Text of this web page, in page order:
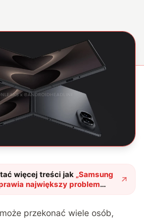
więcej treści jak „Samsung
największy problem
za to aparatami"?
przekonać wiele osób,